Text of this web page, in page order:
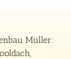
Müller: